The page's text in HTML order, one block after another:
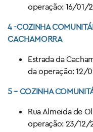
operação: 16/01/
4 -COZINHA
CACHAMORRA
Estrada da
da operação: 12/
5 – COZINHA
Rua Almeida de
operação: 23/12/